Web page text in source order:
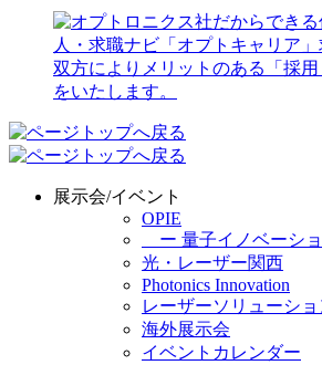
展示会/イベント
OPIE
ー 量子イノベーシ
光・レーザー関西
Photonics Innovation
レーザーソリューショ
海外展示会
イベントカレンダー